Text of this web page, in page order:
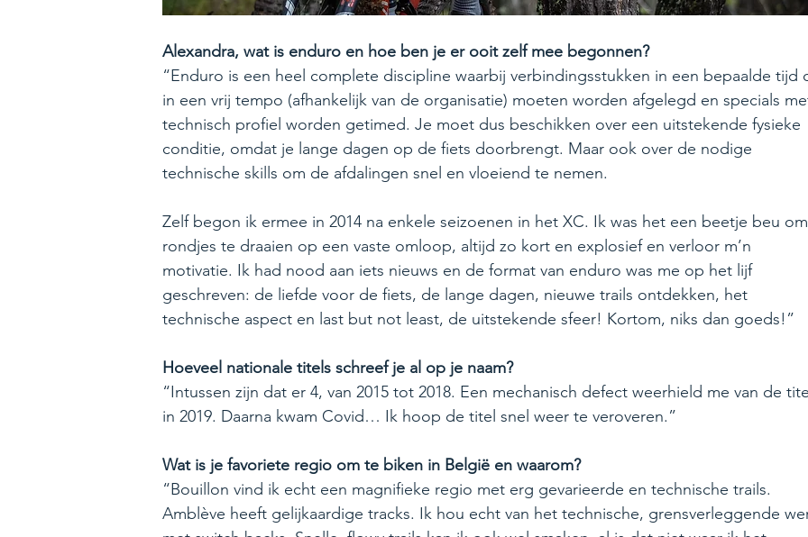
Alexandra, wat is enduro en hoe ben je er ooit zelf mee begonnen?
“Enduro is een heel complete discipline waarbij verbindingsstukken in een bepaalde tijd
in een vrij tempo (afhankelijk van de organisatie) moeten worden afgelegd en specials
technisch profiel worden getimed. Je moet dus beschikken over een uitstekende fysieke
conditie, omdat je lange dagen op de fiets doorbrengt. Maar ook over de nodige
technische skills om de afdalingen snel en vloeiend te nemen.
Zelf begon ik ermee in 2014 na enkele seizoenen in het XC. Ik was het een beetje beu om
rondjes te draaien op een vaste omloop, altijd zo kort en explosief en verloor m’n
motivatie. Ik had nood aan iets nieuws en de format van enduro was me op het lijf
geschreven: de liefde voor de fiets, de lange dagen, nieuwe trails ontdekken, het
technische aspect en last but not least, de uitstekende sfeer! Kortom, niks dan goeds!”
Hoeveel nationale titels schreef je al op je naam?
“Intussen zijn dat er 4, van 2015 tot 2018. Een mechanisch defect weerhield me van de titel
in 2019. Daarna kwam Covid… Ik hoop de titel snel weer te veroveren.”
Wat is je favoriete regio om te biken in België en waarom?
“Bouillon vind ik echt een magnifieke regio met erg gevarieerde en technische trails.
Amblève heeft gelijkaardige tracks. Ik hou echt van het technische, grensverleggende